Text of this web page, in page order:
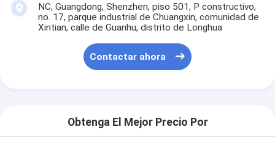
NC, Guangdong, Shenzhen, piso 501, P constructivo,
no. 17, parque industrial de Chuangxin, comunidad de
Xintian, calle de Guanhu, distrito de Longhua
Contactar ahora
Obtenga El Mejor Precio Por